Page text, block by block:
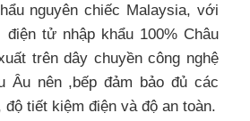
nguyên chiếc Malaysia, với
tử nhập khẩu 100% Châu
trên dây chuyền công nghệ
Âu nên ,bếp đảm bảo đủ các
tiết kiệm điện và độ an toàn.